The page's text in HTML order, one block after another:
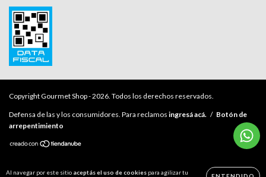
Al navegar por este sitio aceptás el uso de cookies para agilizar tu
Copyright Gourmet Shop - 2026. Todos los derechos reservados.
Defensa de las y los consumidores. Para reclamos ingresá acá. / Botón de
arrepentimiento